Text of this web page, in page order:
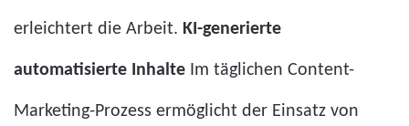
erleichtert die Arbeit. KI-generierte
automatisierte Inhalte Im täglichen Content-
Marketing-Prozess ermöglicht der Einsatz von